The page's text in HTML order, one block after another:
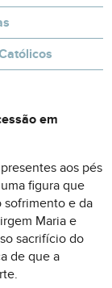
em
aos pés
figura que
sofrimento e da
Maria e
sacrifício do
de que a